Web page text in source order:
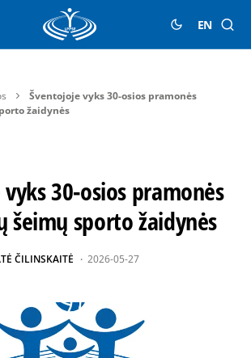
EN
Šventojoje vyks 30-osios pramonės
žaidynės
30-osios pramonės
šeimų sporto žaidynės
ČILINSKAITĖ 2026-05-27